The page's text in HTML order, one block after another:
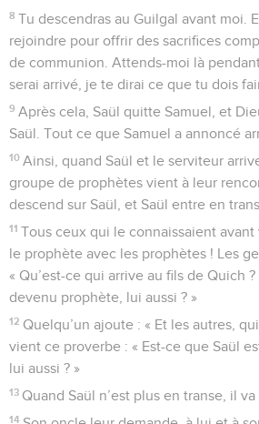
8 Tu descendras au Guilgal avant moi.
rejoindre pour offrir des sacrifices
de communion. Attends-moi là
serai arrivé, je te dirai ce que tu dois
9 Après cela, Saül quitte Samuel, et
Saül. Tout ce que Samuel a annoncé
10 Ainsi, quand Saül et le serviteur
groupe de prophètes vient à leur
descend sur Saül, et Saül entre en
11 Tous ceux qui le connaissaient
le prophète avec les prophètes ! Les
« Qu’est-ce qui arrive au fils de Quich
devenu prophète, lui aussi ? »
12 Quelqu’un ajoute : « Et les autres,
vient ce proverbe : « Est-ce que Saül
lui aussi ? »
13 Quand Saül n’est plus en transe, il
14